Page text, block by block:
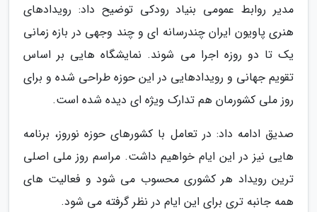
مدیر روابط عمومی بنیاد رودکی توضیح داد: رویدادهای
هنری پاویون ایران چندرسانه ای و چند وجهی در بازه زمانی
یک تا دو روزه اجرا می شوند. نمایشگاه هایی بر اساس
تقویم جهانی و رویدادهایی در این حوزه طراحی شده و برای
روز ملی کشورمان هم تدارک ویژه ای دیده شده است.
صدیق ادامه داد: در تعامل با کشورهای حوزه نوروز، برنامه
هایی نیز در این ایام خواهیم داشت. مراسم روز ملی اصلی
ترین رویداد هر کشوری محسوب می شود و فعالیت های
همه جانبه تری برای این ایام در نظر گرفته می شود.